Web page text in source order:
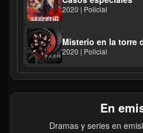
2020 | Policial
Misterio en la torre
2020 | Policial
En
Dramas y series en